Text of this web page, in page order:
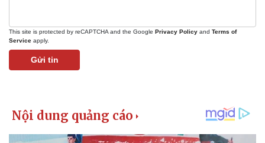
This site is protected by reCAPTCHA and the Google Privacy Policy and Terms of
Service apply.
Gửi tin